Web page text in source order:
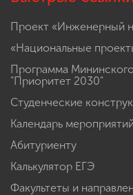
Проект «Инженерный
«Национальные
Программа
"Приоритет 2030"
Студенческие
Календарь мероприятий
Абитуриенту
Калькулятор ЕГЭ
Факультеты и